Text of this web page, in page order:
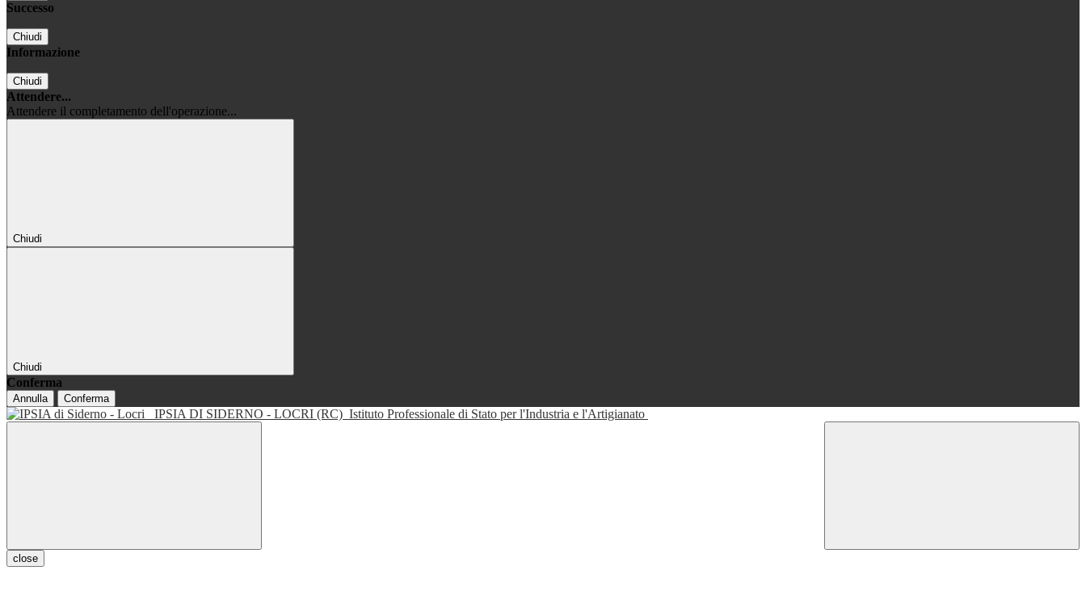
Successo
Chiudi
Informazione
Chiudi
Attendere...
Attendere il completamento dell'operazione...
Chiudi
Chiudi
Conferma
Annulla Conferma
IPSIA DI SIDERNO - LOCRI (RC) Istituto Professionale di Stato per l'Industria e l'Artigianato
close